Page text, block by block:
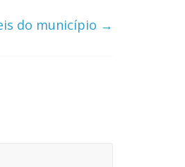
do município →